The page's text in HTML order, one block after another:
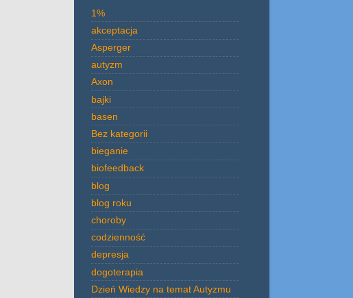
1%
akceptacja
Asperger
autyzm
Axon
bajki
basen
Bez kategorii
bieganie
biofeedback
blog
blog roku
choroby
codzienność
depresja
dogoterapia
Dzień Wiedzy na temat Autyzmu